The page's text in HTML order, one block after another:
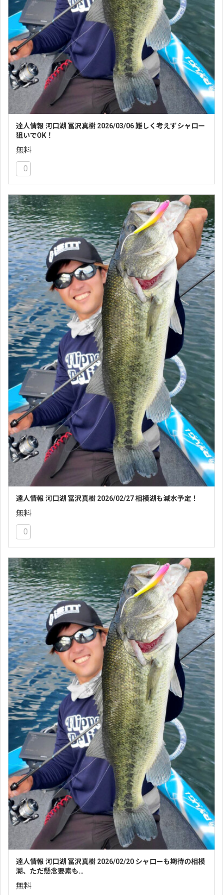
達人情報 河口湖 冨沢真樹 2026/03/06 難しく考えずシャロー
狙いでOK！
無料
0
達人情報 河口湖 冨沢真樹 2026/02/27 相模湖も減水予定！
無料
0
達人情報 河口湖 冨沢真樹 2026/02/20 シャローも期待の相模
湖、ただ懸念要素も…
無料